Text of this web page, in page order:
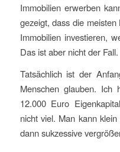
Immobilien erwerben
gezeigt, dass die
Immobilien investieren,
Das ist aber nicht der Fall.
Tatsächlich ist der
Menschen glauben. Ich
12.000 Euro
nicht viel. Man kann
dann sukzessive